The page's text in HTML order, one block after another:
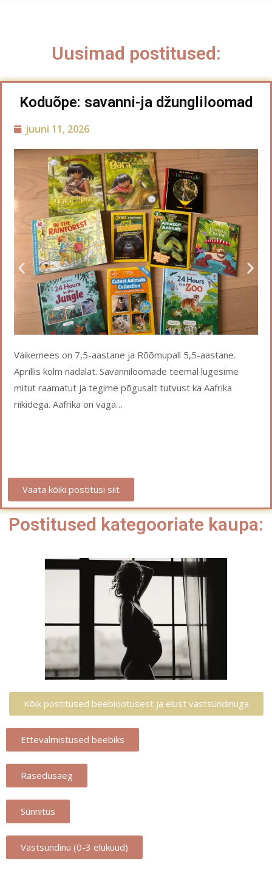
Uusimad postitused:
Koduõpe: savanni-ja džungliloomad
juuni 11, 2026
Väikemees on 7,5-aastane ja Rõõmupall 5,5-aastane.
Aprillis kolm nädalat. Savanniloomade teemal lugesime
mitut raamatut ja tegime põgusalt tutvust ka Aafrika
riikidega. Aafrika on väga…
Vaata kõiki postitusi siit
Postitused kategooriate kaupa:
Kõik postitused beebiootusest ja elust vastsündinuga
Ettevalmistused beebiks
Rasedusaeg
Sünnitus
Vastsündinu (0-3 elukuud)